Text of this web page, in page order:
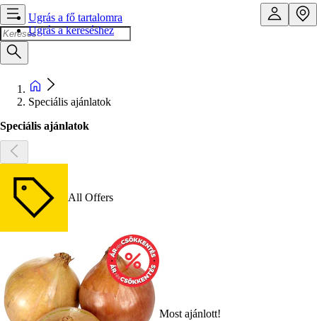
Ugrás a fő tartalomra
Ugrás a kereséshez
Speciális ajánlatok
Speciális ajánlatok
All Offers
Most ajánlott!